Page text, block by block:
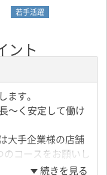
若手活躍
ント
す。
～く安定して働け
大手企業様の店舗
コースをお願いし
続きを見る